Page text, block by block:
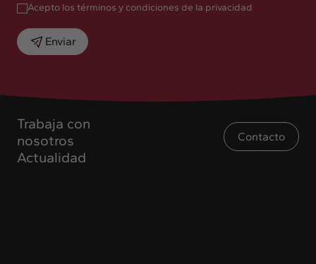
Trabaja con
nosotros
Actualidad
Contacto
Acepto los términos y condiciones de la privacidad
Enviar